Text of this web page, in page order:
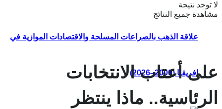
علاقة الذهب بالصراعات المسلحة والاقتصادات الموازية في
إفريقيا (2000–2026)
لا توجد نتيجة
مشاهدة جميع النتائج
على أعتاب الانتخابات
الرئاسية.. ماذا ينتظر